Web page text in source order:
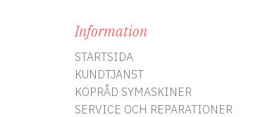
Information
STARTSIDA
KUNDTJÄNST
KÖPRÅD SYMASKINER
SERVICE OCH REPARATIONER